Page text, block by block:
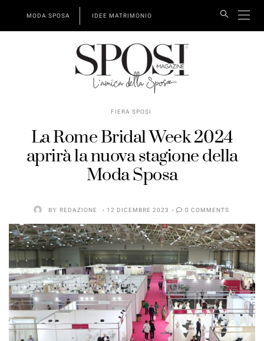
MODA SPOSA IDEE MATRIMONIO
FIERA SPOSI
La Rome Bridal Week 2024
aprirà la nuova stagione della
Moda Sposa
BY REDAZIONE 12 DICEMBRE 2023 0 COMMENTS